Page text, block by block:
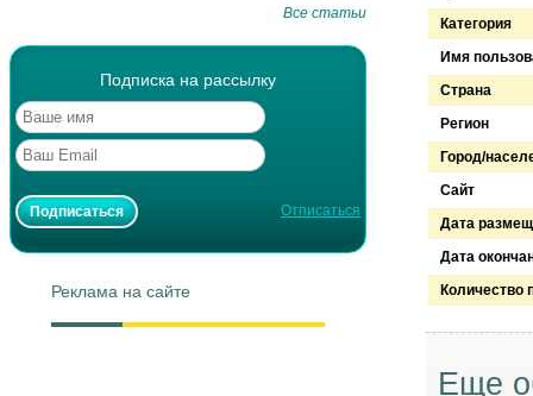
Все статьи
Подписка на рассылку
Отписаться
Реклама на сайте
Категория
Имя
Страна
Регион
Город/
Сайт
Дата
Дата
Количество
Еще